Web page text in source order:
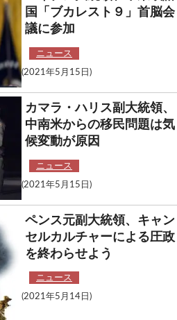
国「ブカレスト９」首脳会
議に参加
ニュース
(2021年5月15日)
カマラ・ハリス副大統領、
中南米からの移民問題は気
候変動が原因
ニュース
(2021年5月15日)
ペンス元副大統領、キャン
セルカルチャーによる圧政
を終わらせよう
ニュース
(2021年5月14日)